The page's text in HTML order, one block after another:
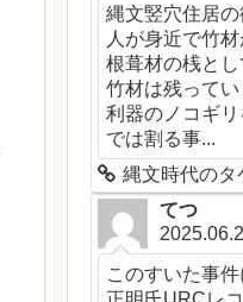
縄文竪穴住居
人が身近で竹
根葺材の桟と
竹材は残って
利器のノコギ
では割る事...
縄文時代のタ
てつ
このすいた事